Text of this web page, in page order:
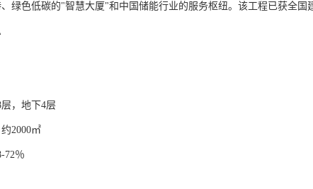
绿色低碳的"智慧大厦"和中国储能行业的服务枢纽。该工程已获全国
，地下4层
2000㎡
72％